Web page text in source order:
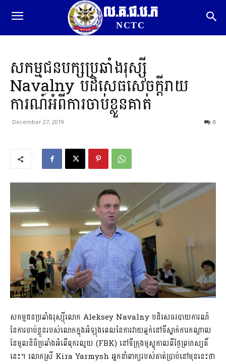
ល.គ.ជ.ប.ភ
NCTC
សកម្មជនបក្សប្រឆាំងរុស្ស៊ី
Navalny បដិសេធសេចក្តីរាយ
ការណ៍អំពីការចាប់ខ្លួនគាត់
December 27, 2019 0
សកម្មជនប្រឆាំងរុស្ស៊ីលោក Aleksey Navalny បដិសេធរបាយការណ៍
នៃការចាប់ខ្លួនរបស់លោកក្នុងអំឡុងពេលនៃការវាយឆ្មក់នៅទីស្នាក់ការកណ្តាល
នៃមូលនិធិប្រឆាំងអំពើពុករលួយ (FBK) នៅទីក្រុងមូស្គូកាលពីថ្ងៃព្រហស្បតិ៍
នេះ។ លោកស្រី Kira Yarmysh អ្នកនាំពាក្យរបស់គាត់ប្រាប់នៅមុននេះថា